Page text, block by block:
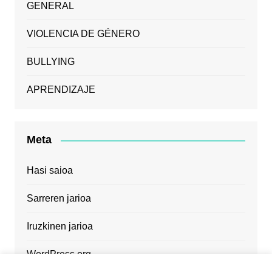
GENERAL
VIOLENCIA DE GÉNERO
BULLYING
APRENDIZAJE
Meta
Hasi saioa
Sarreren jarioa
Iruzkinen jarioa
WordPress.org